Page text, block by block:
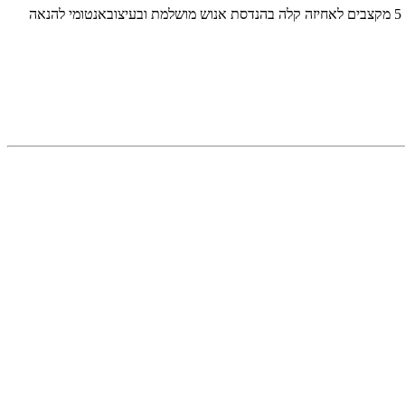
המצורף באריזה ,מנוע רטטעצמתי לאוהבים רטט חזק ב- 3 תכניות רטט - 5 מקצבים לאחיזה קלה בהנדסת אנוש מושלמת ובעיצובאנטומי להנאה